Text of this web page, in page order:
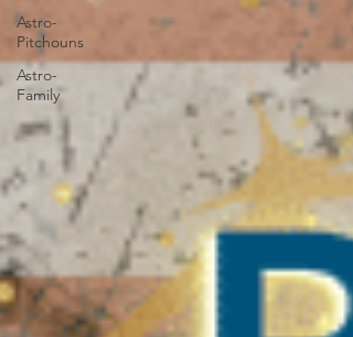
Astro-
Pitchouns
Astro-
Family